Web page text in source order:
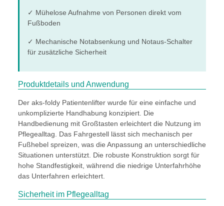
✓ Mühelose Aufnahme von Personen direkt vom
Fußboden
✓ Mechanische Notabsenkung und Notaus-Schalter
für zusätzliche Sicherheit
Produktdetails und Anwendung
Der aks-foldy Patientenlifter wurde für eine einfache und
unkomplizierte Handhabung konzipiert. Die
Handbedienung mit Großtasten erleichtert die Nutzung im
Pflegealltag. Das Fahrgestell lässt sich mechanisch per
Fußhebel spreizen, was die Anpassung an unterschiedliche
Situationen unterstützt. Die robuste Konstruktion sorgt für
hohe Standfestigkeit, während die niedrige Unterfahrhöhe
das Unterfahren erleichtert.
Sicherheit im Pflegealltag